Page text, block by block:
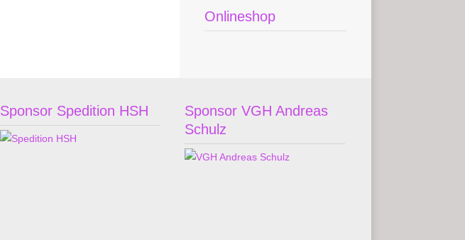
Onlineshop
Sponsor Spedition HSH
Sponsor VGH Andreas
Schulz